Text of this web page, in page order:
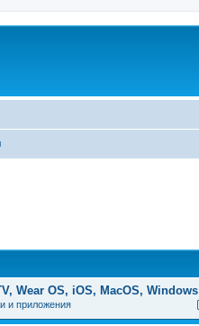
Wear OS, iOS, MacOS, Windows
и приложения